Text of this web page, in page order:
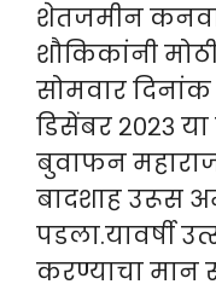
शेतजमीन
शौकिकांनी
सोमवार दिनांक
डिसेंबर २०२३ या
बुवाफन
बादशाह उरूस
पडला.यावर्षी
करण्याचा मान